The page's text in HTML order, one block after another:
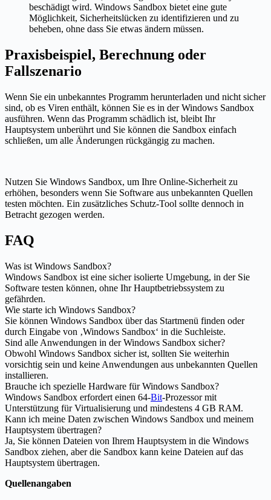
beschädigt wird. Windows Sandbox bietet eine gute
Möglichkeit, Sicherheitslücken zu identifizieren und zu
beheben, ohne dass Sie etwas ändern müssen.
Praxisbeispiel, Berechnung oder
Fallszenario
Wenn Sie ein unbekanntes Programm herunterladen und nicht sicher
sind, ob es Viren enthält, können Sie es in der Windows Sandbox
ausführen. Wenn das Programm schädlich ist, bleibt Ihr
Hauptsystem unberührt und Sie können die Sandbox einfach
schließen, um alle Änderungen rückgängig zu machen.
Nutzen Sie Windows Sandbox, um Ihre Online-Sicherheit zu
erhöhen, besonders wenn Sie Software aus unbekannten Quellen
testen möchten. Ein zusätzliches Schutz-Tool sollte dennoch in
Betracht gezogen werden.
FAQ
Was ist Windows Sandbox?
Windows Sandbox ist eine sicher isolierte Umgebung, in der Sie
Software testen können, ohne Ihr Hauptbetriebssystem zu
gefährden.
Wie starte ich Windows Sandbox?
Sie können Windows Sandbox über das Startmenü finden oder
durch Eingabe von ‚Windows Sandbox‘ in die Suchleiste.
Sind alle Anwendungen in der Windows Sandbox sicher?
Obwohl Windows Sandbox sicher ist, sollten Sie weiterhin
vorsichtig sein und keine Anwendungen aus unbekannten Quellen
installieren.
Brauche ich spezielle Hardware für Windows Sandbox?
Windows Sandbox erfordert einen 64-Bit-Prozessor mit
Unterstützung für Virtualisierung und mindestens 4 GB RAM.
Kann ich meine Daten zwischen Windows Sandbox und meinem
Hauptsystem übertragen?
Ja, Sie können Dateien von Ihrem Hauptsystem in die Windows
Sandbox ziehen, aber die Sandbox kann keine Dateien auf das
Hauptsystem übertragen.
Quellenangaben